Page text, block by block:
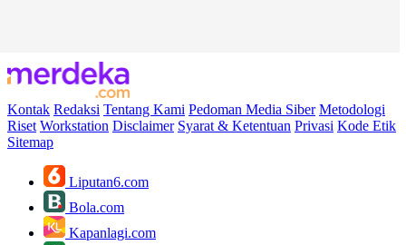
Kontak Redaksi Tentang Kami Pedoman Media Siber Metodologi
Riset Workstation Disclaimer Syarat & Ketentuan Privasi Kode Etik
Sitemap
Liputan6.com
Bola.com
Kapanlagi.com